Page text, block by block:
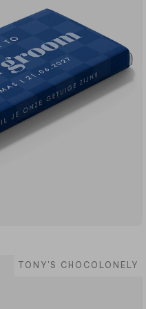
TONY'S CHOCOLONELY